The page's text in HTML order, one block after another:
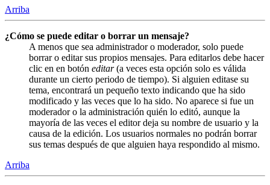
Arriba
¿Cómo se puede editar o borrar un mensaje?
A menos que sea administrador o moderador, solo puede
borrar o editar sus propios mensajes. Para editarlos debe hacer
clic en en botón editar(a veces esta opción solo es válida
durante un cierto periodo de tiempo). Si alguien editase su
tema, encontrará un pequeño texto indicando que ha sido
modificado y las veces que lo ha sido. No aparece si fue un
moderador o la administración quién lo editó, aunque la
mayoría de las veces el editor deja su nombre de usuario y la
causa de la edición. Los usuarios normales no podrán borrar
sus temas después de que alguien haya respondido al mismo.
Arriba